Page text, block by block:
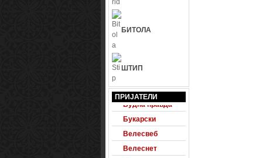
БИТОЛА
ШТИП
ПРИЈАТЕЛИ
24 Фудбал
Будна правда
Букарски
Велесвеб
Велеснет